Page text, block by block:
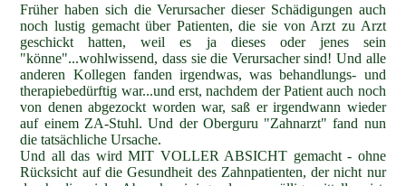
Früher haben sich die Verursacher dieser Schädigungen auch
noch lustig gemacht über Patienten, die sie von Arzt zu Arzt
geschickt hatten, weil es ja dieses oder jenes sein
"könne"...wohlwissend, dass sie die Verursacher sind! Und alle
anderen Kollegen fanden irgendwas, was behandlungs- und
therapiebedürftig war...und erst, nachdem der Patient auch noch
von denen abgezockt worden war, saß er irgendwann wieder
auf einem ZA-Stuhl. Und der Oberguru "Zahnarzt" fand nun
die tatsächliche Ursache.
Und all das wird MIT VOLLER ABSICHT gemacht - ohne
Rücksicht auf die Gesundheit des Zahnpatienten, der nicht nur